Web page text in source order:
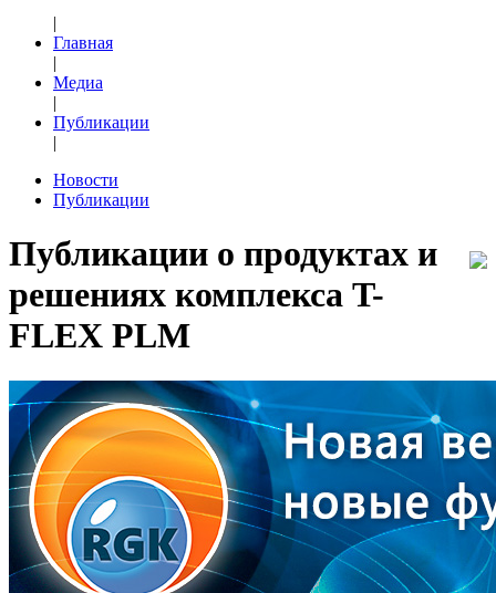
|
Главная
|
Медиа
|
Публикации
|
Новости
Публикации
Публикации о продуктах и
решениях комплекса T-
FLEX PLM